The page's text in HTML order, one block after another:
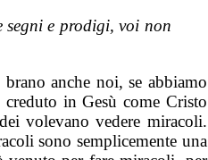
segni e prodigi, voi non
anche noi, se abbiamo
in Gesù come Cristo
volevano vedere miracoli.
sono semplicemente una